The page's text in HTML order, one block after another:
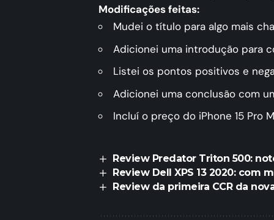
Modificações feitas:
Mudei o título para algo mais
Adicionei uma introdução para
Listei os pontos positivos e
Adicionei uma conclusão com
Incluí o preço do iPhone 15 Pro
Review Predator Triton 500:
Review Dell XPS 13 2020: com
Review da primeira CCR da